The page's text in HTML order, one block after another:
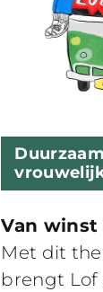
Van winst
Met dit
brengt Lof